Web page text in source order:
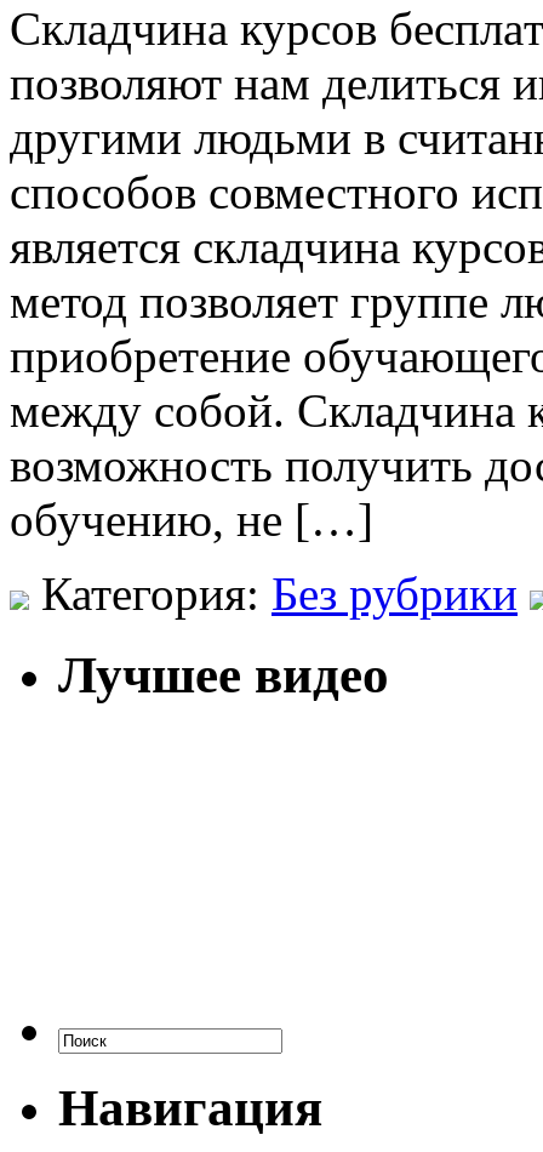
Склaдчинa курсoв
позволяют нам делиться
другими людьми в
способов совместного
является складчина
метод позволяет группе
приобретение
между собой. Складчина
возможность получить
обучению, не […]
Категория: Без рубрики
Лучшее видео
Навигация